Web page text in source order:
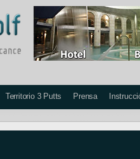
Territorio 3 Putts Prensa